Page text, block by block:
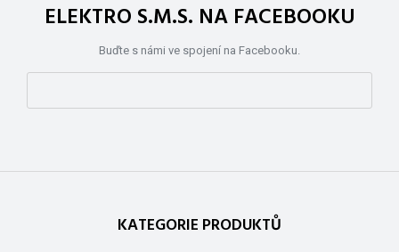
ELEKTRO S.M.S. NA FACEBOOKU
Buďte s námi ve spojení na Facebooku.
KATEGORIE PRODUKTŮ